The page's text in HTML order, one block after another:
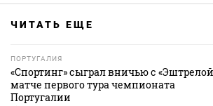
ЧИТАТЬ ЕЩЕ
ПОРТУГАЛИЯ
«Спортинг» сыграл вничью с
матче первого тура чемпионата
Португалии